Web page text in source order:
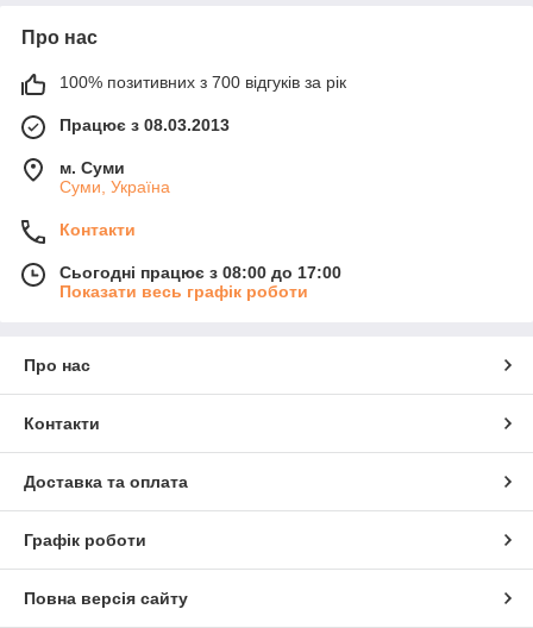
Про нас
100% позитивних з 700 відгуків за рік
Працює з 08.03.2013
м. Суми
Суми, Україна
Контакти
Сьогодні працює з 08:00 до 17:00
Показати весь графік роботи
Про нас
Контакти
Доставка та оплата
Графік роботи
Повна версія сайту